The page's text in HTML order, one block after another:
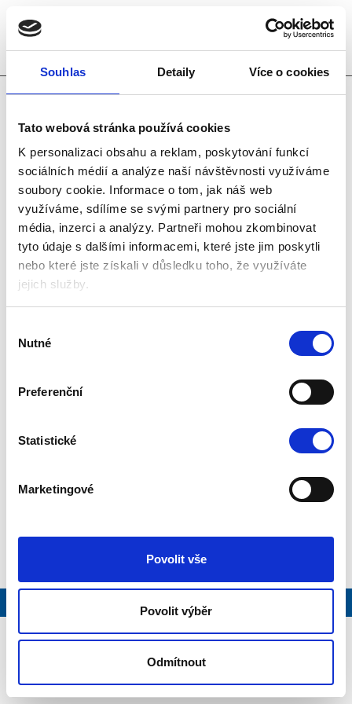
Souhlas Detaily Více o cookies
Tato webová stránka používá cookies
K personalizaci obsahu a reklam, poskytování funkcí
sociálních médií a analýze naší návštěvnosti využíváme
soubory cookie. Informace o tom, jak náš web
využíváme, sdílíme se svými partnery pro sociální
média, inzerci a analýzy. Partneři mohou zkombinovat
tyto údaje s dalšími informacemi, které jste jim poskytli
nebo které jste získali v důsledku toho, že využíváte
jejich služby.
souhlasu
Nutné
Preferenční
Statistické
Marketingové
Povolit vše
Povolit výběr
Odmítnout
Výrobní linka
robotů textilních
strojů
umístění: Rieter CZ s.r.o., Ústí
nad Orlicí
robotů textilních strojů. Linka je dlouhá téměř
kterých jsou postupně kompletovány textilní